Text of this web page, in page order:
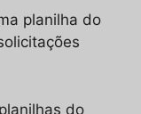
planilha do
do